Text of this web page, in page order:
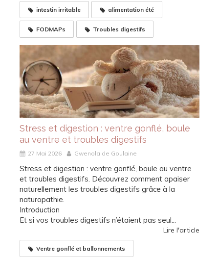
intestin irritable alimentation été
FODMAPs Troubles digestifs
Stress et digestion : ventre gonflé, boule
au ventre et troubles digestifs
27 Mai 2026 Gwenola de Goulaine
Stress et digestion : ventre gonflé, boule au ventre
et troubles digestifs. Découvrez comment apaiser
naturellement les troubles digestifs grâce à la
naturopathie.
Introduction
Et si vos troubles digestifs n’étaient pas seul...
Lire l'article
Ventre gonflé et ballonnements